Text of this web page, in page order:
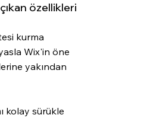
özellikleri
kurma
Wix'in öne
yakından
kolay sürükle